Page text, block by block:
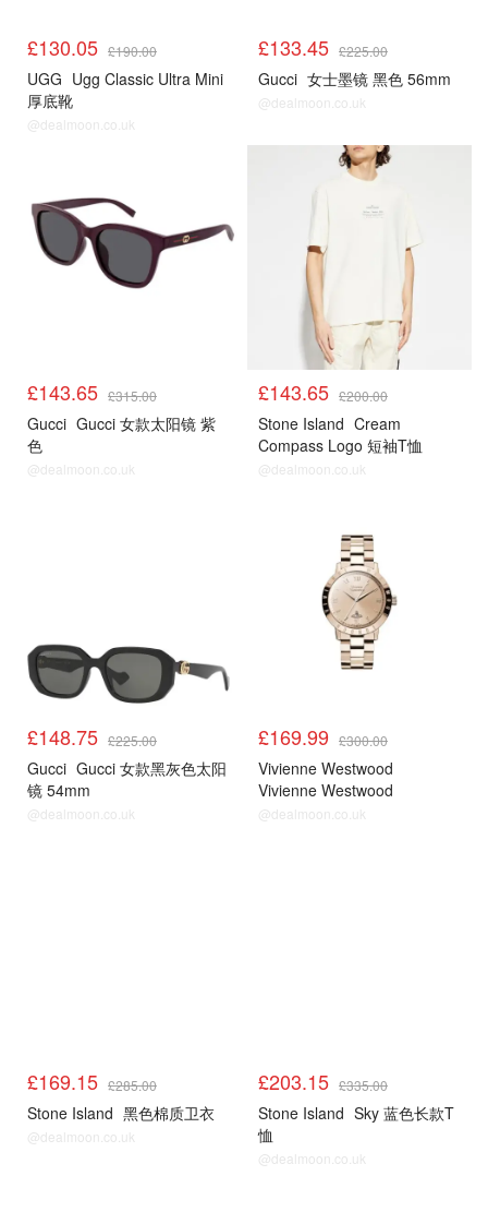
£130.05 £190.00
UGG Ugg Classic Ultra Mini
厚底靴
@dealmoon.co.uk
£133.45 £225.00
Gucci 女士墨镜 黑色 56mm
@dealmoon.co.uk
£143.65 £315.00
Gucci Gucci 女款太阳镜 紫
色
@dealmoon.co.uk
£143.65 £200.00
Stone Island Cream
Compass Logo 短袖T恤
@dealmoon.co.uk
£148.75 £225.00
Gucci Gucci 女款黑灰色太阳
镜 54mm
@dealmoon.co.uk
£169.99 £300.00
Vivienne Westwood
Vivienne Westwood
VV152RSRS 女士腕表
@dealmoon.co.uk
£169.15 £285.00
Stone Island 黑色棉质卫衣
@dealmoon.co.uk
£203.15 £335.00
Stone Island Sky 蓝色长款T
恤
@dealmoon.co.uk